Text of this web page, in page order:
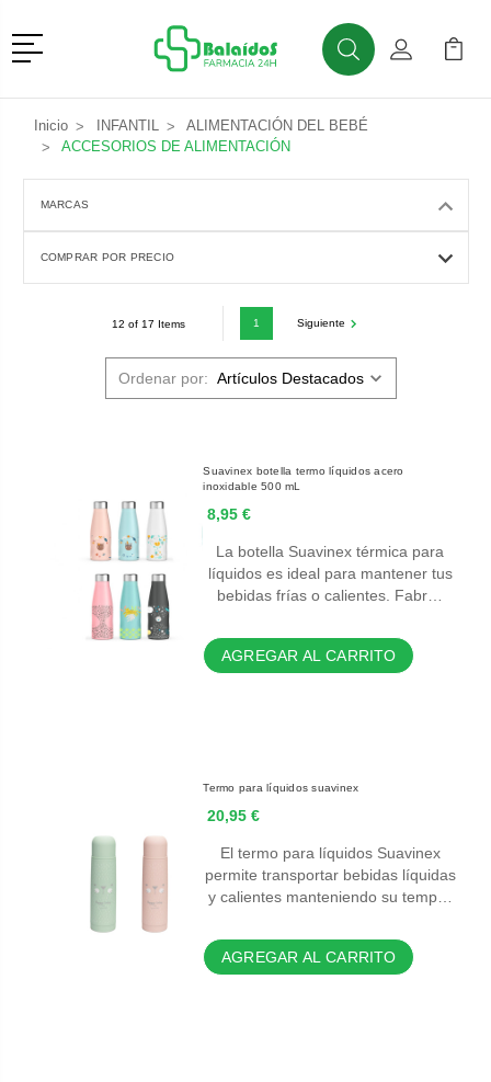
Menú
BuscarMi Cuenta
Mi
Inicio INFANTIL
ALIMENTACIÓN DEL BEBÉ
ACCESORIOS DE ALIMENTACIÓN
MARCAS
COMPRAR POR PRECIO
12 of 17 Items 1 Siguiente
Ordenar por:
Suavinex botella termo líquidos acero
inoxidable 500 mL
8,95 €
La botella Suavinex térmica para
líquidos es ideal para mantener tus
bebidas frías o calientes. Fabr…
AGREGAR AL CARRITO
Termo para líquidos suavinex
20,95 €
El termo para líquidos Suavinex
permite transportar bebidas líquidas
y calientes manteniendo su temp…
AGREGAR AL CARRITO